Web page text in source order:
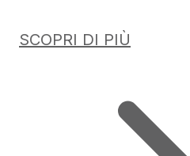
SCOPRI DI PIÙ